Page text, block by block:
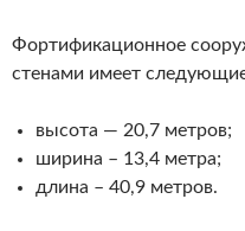
Фортификационное
стенами имеет
высота — 20,7 метров;
ширина – 13,4 метра;
длина – 40,9 метров.